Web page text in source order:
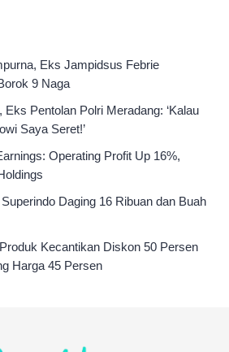
Eks Jampidsus Febrie
9 Naga
Pentolan Polri Meradang: ‘Kalau
Saya Seret!’
Operating Profit Up 16%,
Daging 16 Ribuan dan Buah
Kecantikan Diskon 50 Persen
Harga 45 Persen